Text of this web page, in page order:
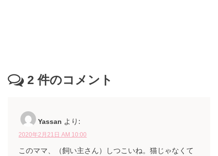
2 件のコメント
Yassan より:
2020年2月21日 AM 10:00
このママ、（飼い主さん）しつこいね。猫じゃなくて